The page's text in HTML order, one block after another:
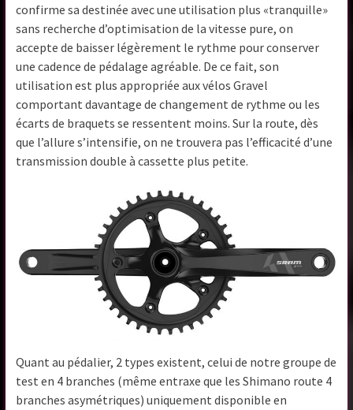
confirme sa destinée avec une utilisation plus «tranquille»
sans recherche d’optimisation de la vitesse pure, on
accepte de baisser légèrement le rythme pour conserver
une cadence de pédalage agréable. De ce fait, son
utilisation est plus appropriée aux vélos Gravel
comportant davantage de changement de rythme ou les
écarts de braquets se ressentent moins. Sur la route, dès
que l’allure s’intensifie, on ne trouvera pas l’efficacité d’une
transmission double à cassette plus petite.
Quant au pédalier, 2 types existent, celui de notre groupe de
test en 4 branches (même entraxe que les Shimano route 4
branches asymétriques) uniquement disponible en